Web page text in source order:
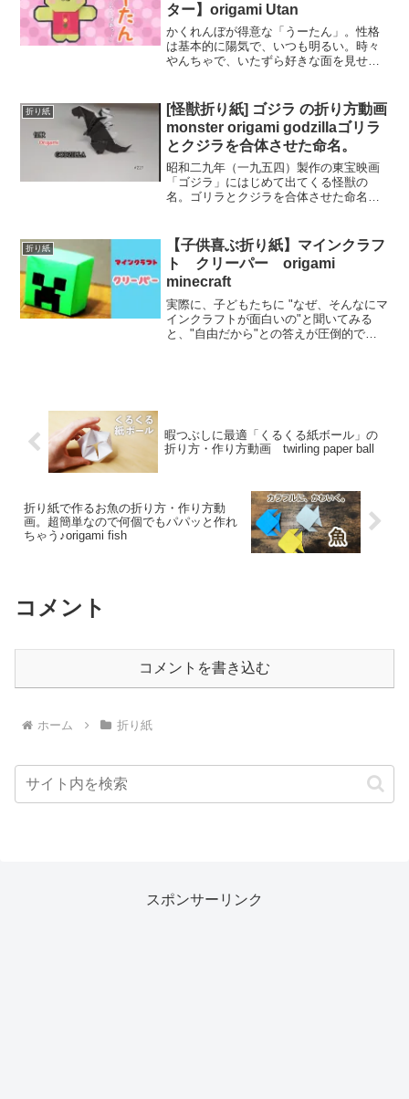
ター】origami Utan
かくれんぼが得意な「うーたん」。性格
は基本的に陽気で、いつも明るい。時々
やんちゃで、いたずら好きな面を見せる
登場時の決め台詞「うーたん、げんき！
簡単なうーたんの折り紙の...
折り紙
[怪獣折り紙] ゴジラ の折り方動画
monster origami godzillaゴリラ
とクジラを合体させた命名。
昭和二九年（一九五四）製作の東宝映画
「ゴジラ」にはじめて出てくる怪獣の
名。ゴリラとクジラを合体させた命名。
め、日本に上陸して東京都心で大暴れを
する。興行的にも大ヒットし...
折り紙
【子供喜ぶ折り紙】マインクラフ
ト クリーパー origami
minecraft
実際に、子どもたちに "なぜ、そんなにマ
インクラフトが面白いの"と聞いてみる
と、"自由だから"との答えが圧倒的であ
暇つぶしに最適「くるくる紙ボール」の
折り方・作り方動画 twirling paper ball
折り紙で作るお魚の折り方・作り方動
画。超簡単なので何個でもパパッと作れ
ちゃう♪origami fish
コメント
コメントを書き込む
ホーム 折り紙
スポンサーリンク